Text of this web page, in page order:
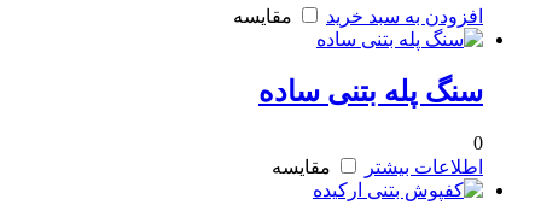
افزودن به سبد خرید
مقایسه
سنگ پله بتنی ساده
0
اطلاعات بیشتر
مقایسه